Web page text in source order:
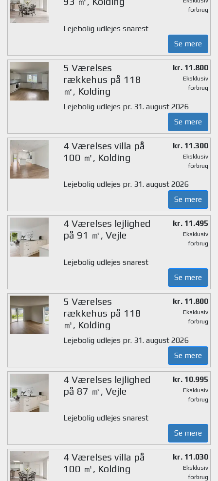
forbrug
Lejebolig udlejes snarest
Se mere
5 Værelses
rækkehus på 118
㎡, Kolding
kr. 11.800
Eksklusiv
forbrug
Lejebolig udlejes pr. 31. august 2026
Se mere
4 Værelses villa på
100 ㎡, Kolding
kr. 11.300
Eksklusiv
forbrug
Lejebolig udlejes pr. 31. august 2026
Se mere
4 Værelses lejlighed
på 91 ㎡, Vejle
kr. 11.495
Eksklusiv
forbrug
Lejebolig udlejes snarest
Se mere
5 Værelses
rækkehus på 118
㎡, Kolding
kr. 11.800
Eksklusiv
forbrug
Lejebolig udlejes pr. 31. august 2026
Se mere
4 Værelses lejlighed
på 87 ㎡, Vejle
kr. 10.995
Eksklusiv
forbrug
Lejebolig udlejes snarest
Se mere
4 Værelses villa på
100 ㎡, Kolding
kr. 11.030
Eksklusiv
forbrug